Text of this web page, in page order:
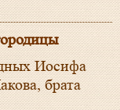
брата